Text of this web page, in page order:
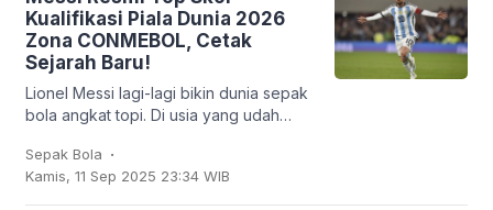
Kualifikasi Piala Dunia 2026
Zona CONMEBOL, Cetak
Sejarah Baru!
Lionel Messi lagi-lagi bikin dunia sepak
bola angkat topi. Di usia yang udah
mencatatkan sejarah baru: untuk
pertama
Sepak Bola .
Kamis, 11 Sep 2025 23:34 WIB